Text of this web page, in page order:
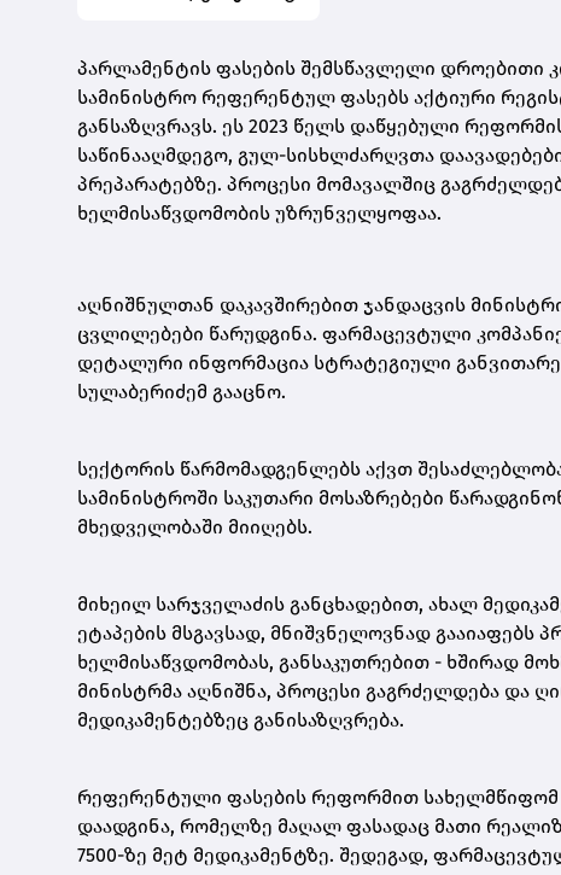
პარლამენტის ფასების შემსწავლელი დროებითი
სამინისტრო რეფერენტულ ფასებს აქტიური
განსაზღვრავს. ეს 2023 წელს დაწყებული
საწინააღმდეგო, გულ-სისხლძარღვთა
პრეპარატებზე. პროცესი მომავალშიც
ხელმისაწვდომობის უზრუნველყოფაა.
აღნიშნულთან დაკავშირებით ჯანდაცვის
ცვლილებები წარუდგინა. ფარმაცევტული
დეტალური ინფორმაცია სტრატეგიული
სულაბერიძემ გააცნო.
სექტორის წარმომადგენლებს აქვთ
სამინისტროში საკუთარი მოსაზრებები
მხედველობაში მიიღებს.
მიხეილ სარჯველაძის განცხადებით, ახალ
ეტაპების მსგავსად, მნიშვნელოვნად გააიაფებს
ხელმისაწვდომობას, განსაკუთრებით - ხშირად
მინისტრმა აღნიშნა, პროცესი გაგრძელდება და
მედიკამენტებზეც განისაზღვრება.
რეფერენტული ფასების რეფორმით სახელმწიფომ
დაადგინა, რომელზე მაღალ ფასადაც მათი
7500-ზე მეტ მედიკამენტზე. შედეგად,